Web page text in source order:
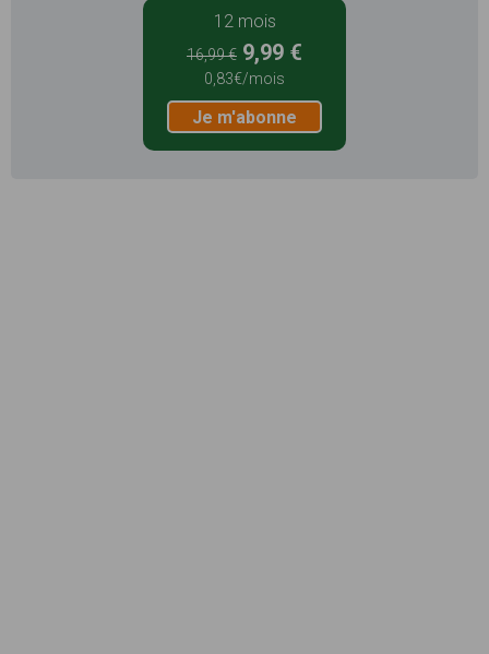
12 mois
16,99 € 9,99 €
0,83€/mois
Je m'abonne